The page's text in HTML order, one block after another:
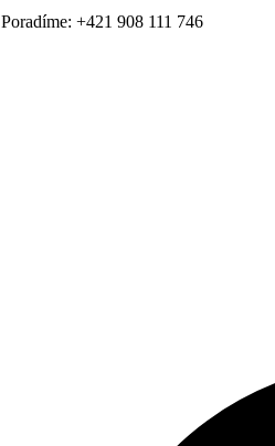
Poradíme: +421 908 111 746